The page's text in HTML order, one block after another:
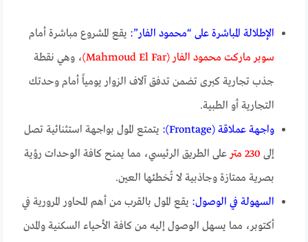
الإطلالة المباشرة على “محمود الفار”: يقع المشروع مباشرة أمام
سوبر ماركت محمود الفار (Mahmoud El Far)
، وهي نقطة
جذب تجارية كبرى تضمن تدفق آلاف الزوار يومياً أمام وحدتك
التجارية أو الطبية.
واجهة عملاقة (Frontage):
يتمتع المول بواجهة استثنائية تصل
إلى 230 متر
على الطريق الرئيسي، مما يمنح كافة الوحدات رؤية
بصرية ممتازة وجاذبية لا تُخطئها العين.
السهولة في الوصول: يقع المول بالقرب من أهم المحاور المرورية في
أكتوبر، مما يسهل الوصول إليه من كافة الأحياء السكنية والمدن